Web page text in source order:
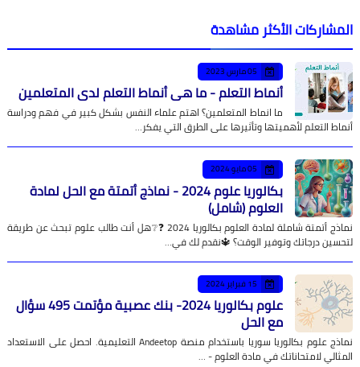
المشاركات الأكثر مشاهدة
05 مارس 2023
أنماط التعلم - ما هي أنماط التعلم لدى المتعلمين
ما انماط المتعلمين؟ اهتم علماء النفس بشكل كبير في فهم ودراسة
أنماط التعلم لأهميتها وتأثيرها على الطرق التي يفكر…
05 مايو 2024
بكالوريا علوم 2024 - نماذج أتمتة مع الحل لمادة
العلوم (شامل)
نماذج أتمتة شاملة لمادة العلوم بكالوريا 2024 ❓❔هل أنت طالب علوم تبحث عن طريقة
لتحسين درجاتك وتوفير الوقت؟ 🔱نقدم لك في…
15 فبراير 2024
علوم بكالوريا 2024- بنك عصبية مؤتمت 495 سؤال
مع الحل
نماذج علوم بكالوريا سوريا باستخدام منصة Andeetop التعليمية. احصل على الاستعداد
المثالي لامتحاناتك في مادة العلوم - …